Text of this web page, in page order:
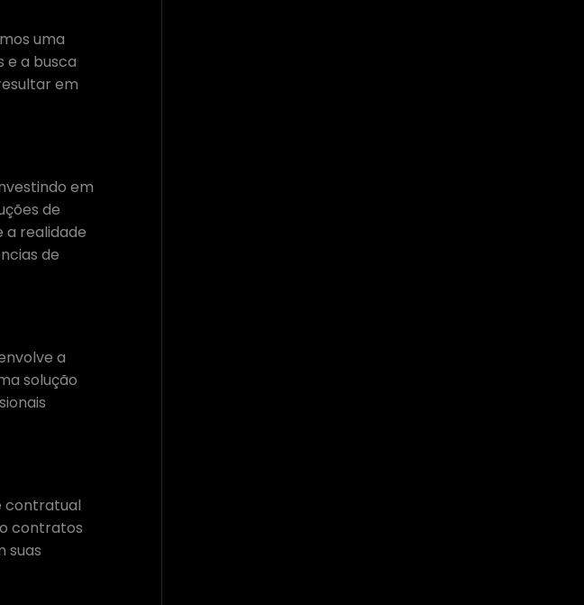
uma
e a busca
em
em
de
a realidade
de
a
solução
contratual
contratos
suas